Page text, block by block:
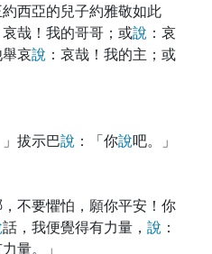
西亞的兒子約雅敬如此
哀哉！我的哥哥；或說 ：哀
哀說 ：哀哉！我的主；或
拔示巴說 ：「你說吧。」
，不要懼怕，願你平安！你
話，我便覺得有力量， 說 ：
量。」